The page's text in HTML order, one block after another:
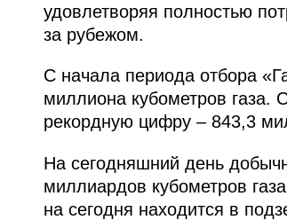
удовлетворяя полностью
за рубежом.
С начала периода отбора
миллиона кубометров газа.
рекордную цифру – 843,3
На сегодняшний день
миллиардов кубометров
на сегодня находится в